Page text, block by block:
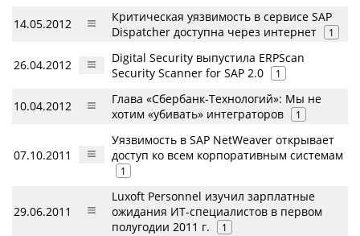
14.05.2012
Критическая уязвимость в сервисе SAP
Dispatcher доступна через интернет
1
26.04.2012
Digital Security выпустила ERPScan
Security Scanner for SAP 2.0
1
10.04.2012
Глава «Сбербанк-Технологий»: Мы не
хотим «убивать» интеграторов
1
07.10.2011
Уязвимость в SAP NetWeaver открывает
доступ ко всем корпоративным системам
1
29.06.2011
Luxoft Personnel изучил зарплатные
ожидания ИТ-специалистов в первом
полугодии 2011 г.
1